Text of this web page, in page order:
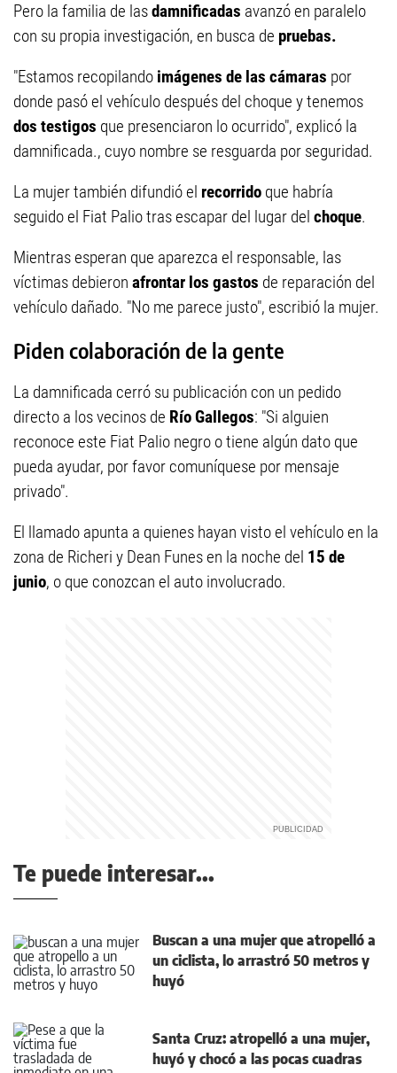
Pero la familia de lasdamnificadas avanzó en paralelo
con su propia investigación, en busca de pruebas.
"Estamos recopilando imágenes de las cámaras por
donde pasó el vehículo después del choque y tenemos
dos testigos que presenciaron lo ocurrido", explicó la
damnificada., cuyo nombre se resguarda por seguridad.
La mujer también difundió el recorrido que habría
seguido el Fiat Palio tras escapar del lugar del choque.
Mientras esperan que aparezca el responsable, las
víctimas debieron afrontar los gastos de reparación del
vehículo dañado. "No me parece justo", escribió la mujer.
Piden colaboración de la gente
La damnificada cerró su publicación con un pedido
directo a los vecinos de Río Gallegos: "Si alguien
reconoce este Fiat Palio negro o tiene algún dato que
pueda ayudar, por favor comuníquese por mensaje
privado".
El llamado apunta a quienes hayan visto el vehículo en la
zona de Richeri y Dean Funes en la noche del 15 de
junio, o que conozcan el auto involucrado.
Te puede interesar...
Buscan a una mujer que atropelló a
un ciclista, lo arrastró 50 metros y
huyó
Santa Cruz: atropelló a una mujer,
huyó y chocó a las pocas cuadras